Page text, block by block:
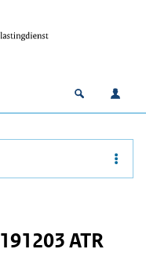
Open
ATR